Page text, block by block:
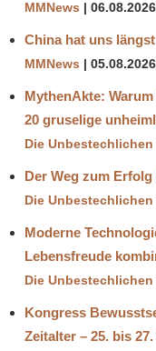
COOKING
MMNews 06.08.2026
China hat uns
MMNews 05.08.2026
MythenAkte:
20 gruselige
Die Unbestechlichen
Der Weg zum Erfolg
Die Unbestechlichen
Moderne
Lebensfreude
Die Unbestechlichen
Kongress
Zeitalter – 25. bis